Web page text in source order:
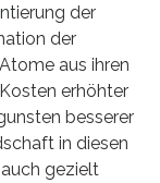
der
der
aus ihren
erhöhter
besserer
in diesen
gezielt